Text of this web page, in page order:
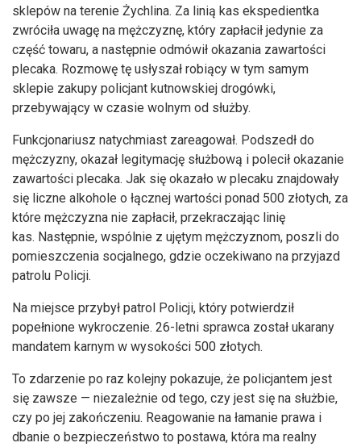
sklepów na terenie Żychlina. Za linią kas ekspedientka
zwróciła uwagę na mężczyznę, który zapłacił jedynie za
część towaru, a następnie odmówił okazania zawartości
plecaka. Rozmowę tę usłyszał robiący w tym samym
sklepie zakupy policjant kutnowskiej drogówki,
przebywający w czasie wolnym od służby.
Funkcjonariusz natychmiast zareagował. Podszedł do
mężczyzny, okazał legitymację służbową i polecił okazanie
zawartości plecaka. Jak się okazało w plecaku znajdowały
się liczne alkohole o łącznej wartości ponad 500 złotych, za
które mężczyzna nie zapłacił, przekraczając linię
kas. Następnie, wspólnie z ujętym mężczyznom, poszli do
pomieszczenia socjalnego, gdzie oczekiwano na przyjazd
patrolu Policji.
Na miejsce przybył patrol Policji, który potwierdził
popełnione wykroczenie. 26-letni sprawca został ukarany
mandatem karnym w wysokości 500 złotych.
To zdarzenie po raz kolejny pokazuje, że policjantem jest
się zawsze — niezależnie od tego, czy jest się na służbie,
czy po jej zakończeniu. Reagowanie na łamanie prawa i
dbanie o bezpieczeństwo to postawa, która ma realny